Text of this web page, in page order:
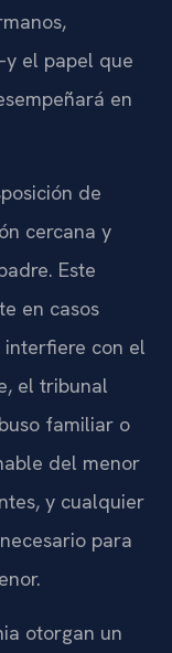
el papel que
en
de
cercana y
Este
en casos
con el
el tribunal
familiar o
del menor
y cualquier
para
otorgan un